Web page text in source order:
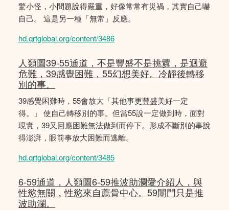
驚小怪，小問題說得嚴重，好像常常有災禍，其實自己嚇
自己。 這是另一種「無常」反應。
hd.qrtglobal.org/content/3486
人類圖39-55通道，不是豐盛不是挑釁，是迴避
危難，39感覺困難，55幻想美好。冷靜後轉移
別的事。
39感覺困難時，55會放大「其他事更豐盛美好一定
得。」 使自己轉移別的事。但當55說一定做到時，面對
現實，39又回應困難無法做到而停下。形成不斷別的事說
得澎湃，眼前事放大困難而逃離。
hd.qrtglobal.org/content/3485
6-59通道，人類圖6-59推波助瀾愛介紹人，與
性慾無關，性慾來自薦骨中心。59閘門只是推
波助瀾。